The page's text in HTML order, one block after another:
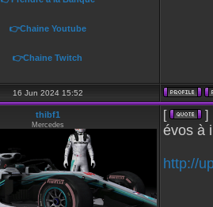
👉Chaine Youtube
👉Chaine Twitch
16 Jun 2024 15:52
thibf1
Mercedes
[ ]
évos à
http://